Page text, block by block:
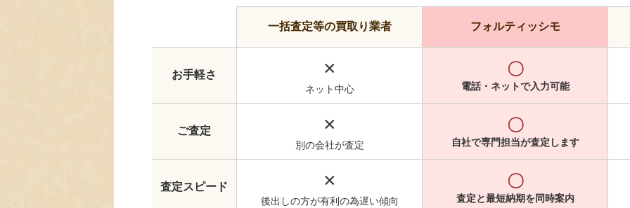
一括査定等の買取り業者 フォルティッシモ
お手軽さ ×
ネット中心
〇
電話・ネットで入力可能
ご査定 ×
別の会社が査定
〇
自社で専門担当が査定します
査定スピード ×
後出しの方が有利の為遅い傾向
〇
査定と最短納期を同時案内